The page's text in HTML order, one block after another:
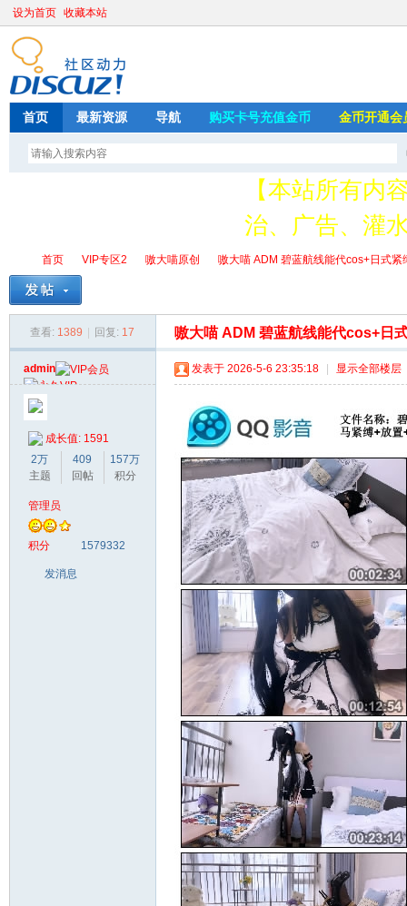
设为首页 收藏本站
首页 最新资源 导航 购买卡号充值金币 金币开通会
【本站所有内
治、广告、灌
请加
首页
›
VIP专区2
›
嗷大喵原创
›
嗷大喵 ADM 碧蓝航线能代cos+日式紧
查看: 1389 回复: 17 嗷大喵 ADM 碧蓝航线能代cos+日
admin
成长值: 1591
2万
主题
409
回帖
157万
积分
管理员
积分 1579332
发消息
发表于 2026-5-6 23:35:18 显示全部楼层